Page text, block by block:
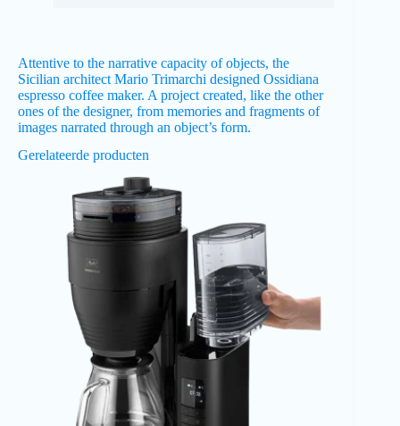
Attentive to the narrative capacity of objects, the
Sicilian architect Mario Trimarchi designed Ossidiana
espresso coffee maker. A project created, like the other
ones of the designer, from memories and fragments of
images narrated through an object’s form.
Gerelateerde producten